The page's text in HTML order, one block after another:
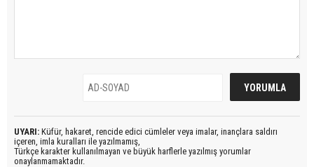
UYARI: Küfür, hakaret, rencide edici cümleler veya imalar, inançlara saldırı
içeren, imla kuralları ile yazılmamış,
Türkçe karakter kullanılmayan ve büyük harflerle yazılmış yorumlar
onaylanmamaktadır.